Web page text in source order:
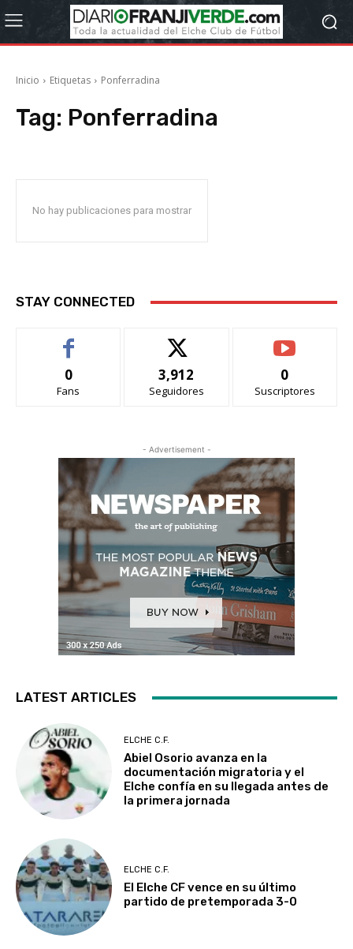
Inicio Etiquetas Ponferradina
Tag: Ponferradina
No hay publicaciones para mostrar
STAY CONNECTED
0
Fans
3,912
Seguidores
0
Suscriptores
- Advertisement -
LATEST ARTICLES
ELCHE C.F.
Abiel Osorio avanza en la
documentación migratoria y el
Elche confía en su llegada antes de
la primera jornada
ELCHE C.F.
El Elche CF vence en su último
partido de pretemporada 3-0